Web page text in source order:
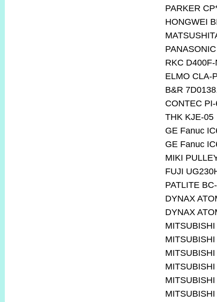
PARKER
HONGWEI
RKC
ELMO CLA-
B&R
CONTEC
THK KJE-05
GE Fanuc
GE Fanuc
MIKI
FUJI
PATLITE
DYNAX
DYNAX